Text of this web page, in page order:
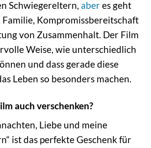
Schwiegereltern, aberes geht
Familie, Kompromissbereitschaft
von Zusammenhalt. Der Film
Weise, wie unterschiedlich
und dass gerade diese
Leben so besonders machen.
auch verschenken?
Liebe und meine
ist das perfekte Geschenk für